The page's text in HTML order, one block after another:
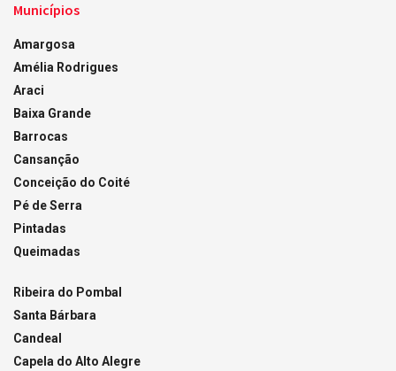
Municípios
Amargosa
Amélia Rodrigues
Araci
Baixa Grande
Barrocas
Cansanção
Conceição do Coité
Pé de Serra
Pintadas
Queimadas
Ribeira do Pombal
Santa Bárbara
Candeal
Capela do Alto Alegre